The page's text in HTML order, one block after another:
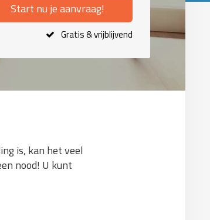
Start nu je aanvraag!
Gratis & vrijblijvend
is, kan het veel
nood! U kunt